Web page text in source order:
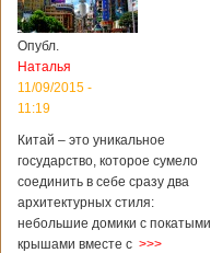
Опубл.
Наталья
11/09/2015 -
11:19
Китай – это уникальное
государство, которое сумело
соединить в себе сразу два
архитектурных стиля:
небольшие домики с покатыми
крышами вместе с >>>